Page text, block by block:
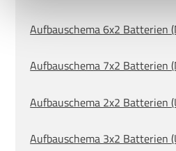
Uns ist Datenschutz wichtig,
Aufbauschema 6x2 Batterien
Aufbauschema 7x2 Batterien
Aufbauschema 2x2 Batterien
Aufbauschema 3x2 Batterien